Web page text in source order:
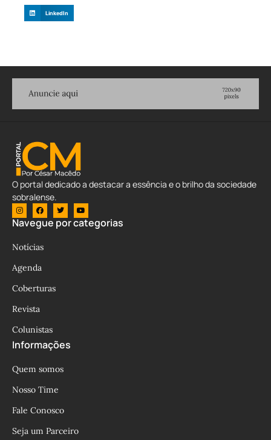
LinkedIn
O portal dedicado a destacar a essência e o brilho da sociedade
sobralense.
Navegue por categorias
Notícias
Agenda
Coberturas
Revista
Colunistas
Informações
Quem somos
Nosso Time
Fale Conosco
Seja um Parceiro